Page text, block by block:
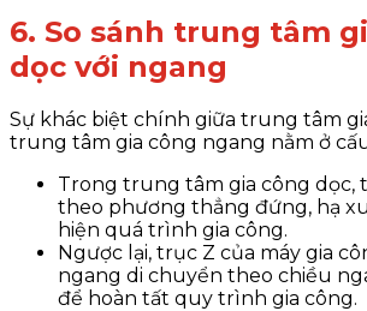
6. So sánh trung tâm
dọc với ngang
Sự khác biệt chính giữa trung tâm
trung tâm gia công ngang nằm ở
Trong trung tâm gia công dọc,
theo phương thẳng đứng, hạ
hiện quá trình gia công.
Ngược lại, trục Z của máy gia
ngang di chuyển theo chiều
để hoàn tất quy trình gia công.